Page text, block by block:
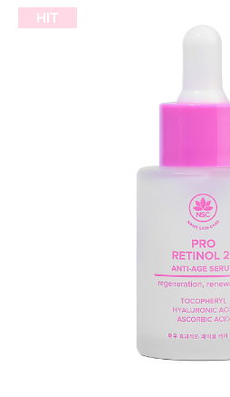
HIT
HIT
HIT
HIT